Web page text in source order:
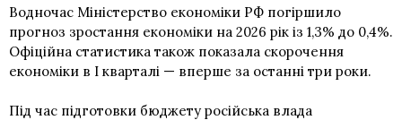
Водночас Міністерство економіки РФ погіршило
прогноз зростання економіки на 2026 рік із 1,3% до 0,4%.
Офіційна статистика також показала скорочення
економіки в І кварталі — вперше за останні три роки.
Під час підготовки бюджету російська влада